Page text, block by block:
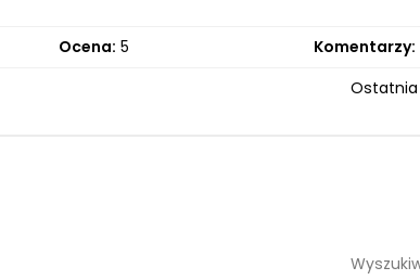
Ocena: 5 Komentarzy:
Ostatnia